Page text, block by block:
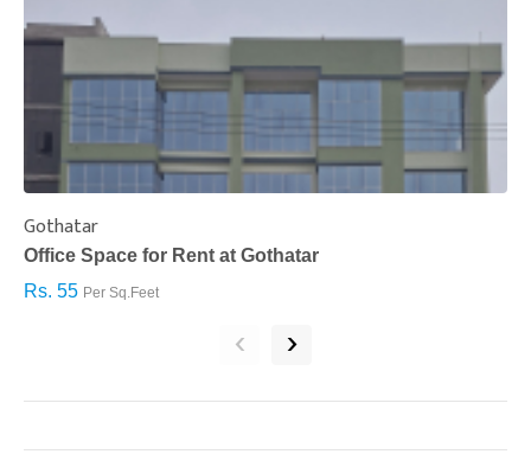
Gothatar
Office Space for Rent at Gothatar
Rs. 55 Per Sq.Feet
‹ ›